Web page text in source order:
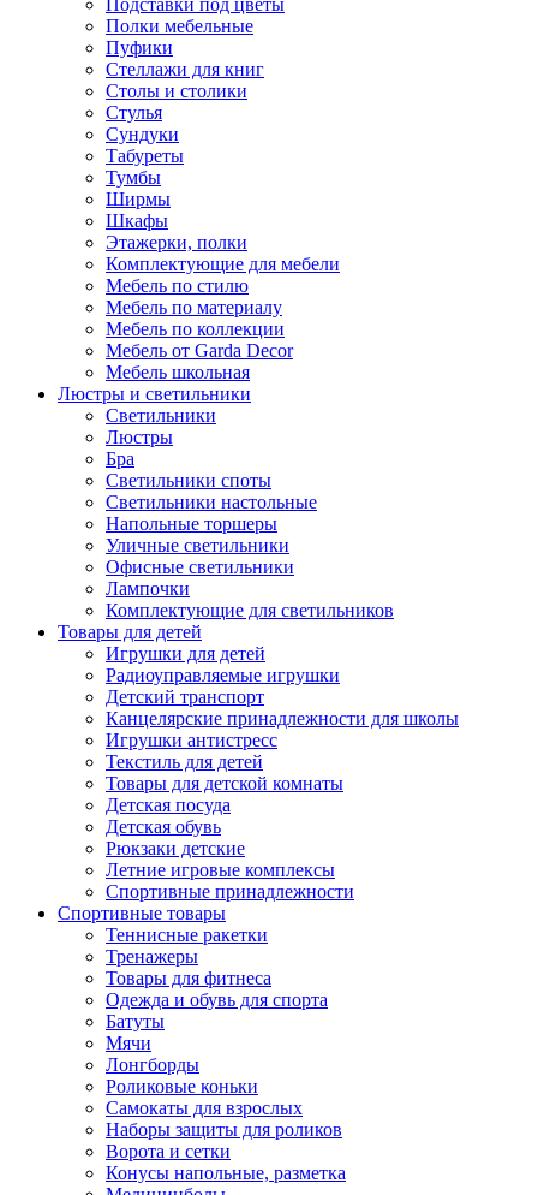
Подставки под цветы
Полки мебельные
Пуфики
Стеллажи для книг
Столы и столики
Стулья
Сундуки
Табуреты
Тумбы
Ширмы
Шкафы
Этажерки, полки
Комплектующие для мебели
Мебель по стилю
Мебель по материалу
Мебель по коллекции
Мебель от Garda Decor
Мебель школьная
Люстры и светильники
Светильники
Люстры
Бра
Светильники споты
Светильники настольные
Напольные торшеры
Уличные светильники
Офисные светильники
Лампочки
Комплектующие для светильников
Товары для детей
Игрушки для детей
Радиоуправляемые игрушки
Детский транспорт
Канцелярские принадлежности для школы
Игрушки антистресс
Текстиль для детей
Товары для детской комнаты
Детская посуда
Детская обувь
Рюкзаки детские
Летние игровые комплексы
Спортивные принадлежности
Спортивные товары
Теннисные ракетки
Тренажеры
Товары для фитнеса
Одежда и обувь для спорта
Батуты
Мячи
Лонгборды
Роликовые коньки
Самокаты для взрослых
Наборы защиты для роликов
Ворота и сетки
Конусы напольные, разметка